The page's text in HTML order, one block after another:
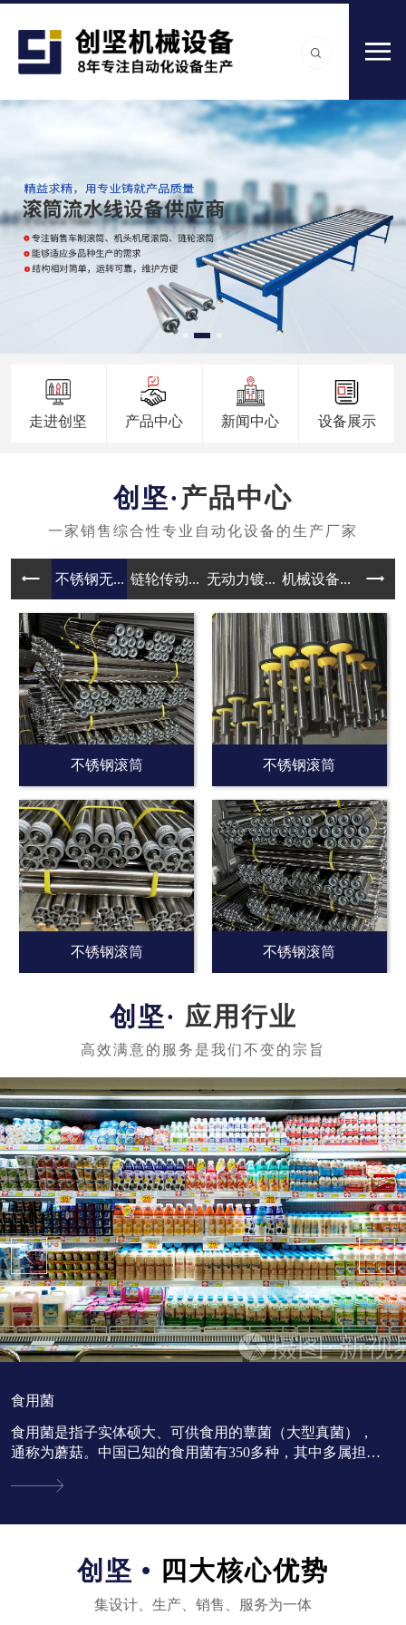
走进创坚 产品中心 新闻中心 设备展示
产品中心
不锈钢无... 链轮传动... 无动力镀... 机械设备... 无动
不锈钢滚筒 不锈钢滚筒
不锈钢滚筒 不锈钢滚筒
应用行业
食用菌
食用菌是指子实体硕大、可供食用的蕈菌（大型真菌），
通称为蘑菇。中国已知的食用菌有350多种，其中多属担子
创坚 • 四大核心优势
集设计、生产、销售、服务为一体